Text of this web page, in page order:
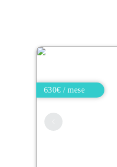
630€ / mese